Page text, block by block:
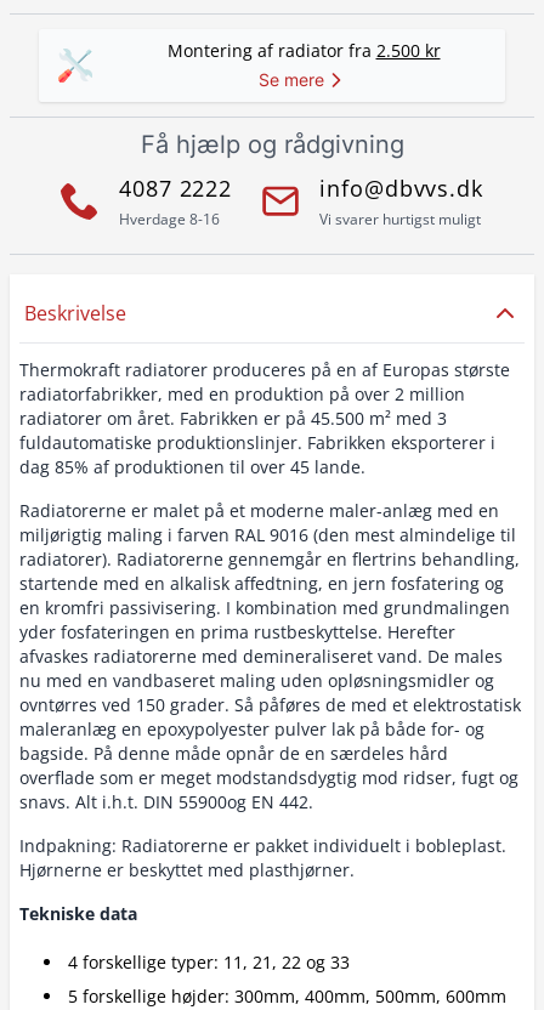
Montering af radiator fra 2.500 kr
Se mere
Få hjælp og rådgivning
4087 2222
Hverdage 8-16
info@dbvvs.dk
Vi svarer hurtigst muligt
Beskrivelse
Thermokraft radiatorer produceres på en af Europas største
radiatorfabrikker, med en produktion på over 2 million
radiatorer om året. Fabrikken er på 45.500 m² med 3
fuldautomatiske produktionslinjer. Fabrikken eksporterer i
dag 85% af produktionen til over 45 lande.
Radiatorerne er malet på et moderne maler-anlæg med en
miljørigtig maling i farven RAL 9016 (den mest almindelige til
radiatorer). Radiatorerne gennemgår en flertrins behandling,
startende med en alkalisk affedtning, en jern fosfatering og
en kromfri passivisering. I kombination med grundmalingen
yder fosfateringen en prima rustbeskyttelse. Herefter
afvaskes radiatorerne med demineraliseret vand. De males
nu med en vandbaseret maling uden opløsningsmidler og
ovntørres ved 150 grader. Så påføres de med et elektrostatisk
maleranlæg en epoxypolyester pulver lak på både for- og
bagside. På denne måde opnår de en særdeles hård
overflade som er meget modstandsdygtig mod ridser, fugt og
snavs. Alt i.h.t. DIN 55900og EN 442.
Indpakning: Radiatorerne er pakket individuelt i bobleplast.
Hjørnerne er beskyttet med plasthjørner.
Tekniske data
4 forskellige typer: 11, 21, 22 og 33
5 forskellige højder: 300mm, 400mm, 500mm, 600mm